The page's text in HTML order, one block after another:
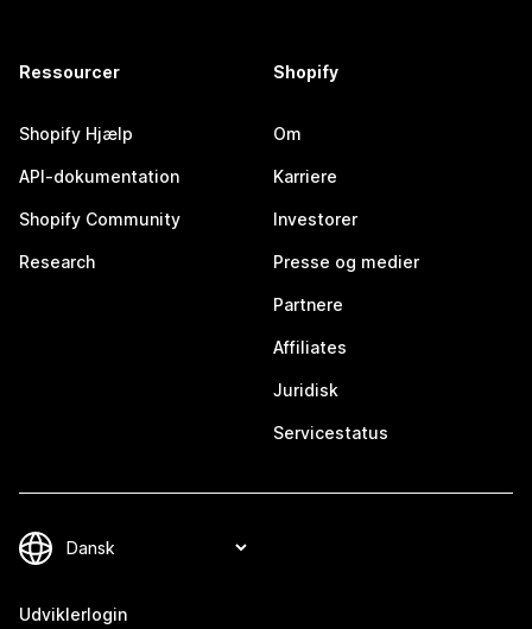
Ressourcer
Shopify Hjælp
API-dokumentation
Shopify Community
Research
Shopify
Om
Karriere
Investorer
Presse og medier
Partnere
Affiliates
Juridisk
Servicestatus
Udviklerlogin